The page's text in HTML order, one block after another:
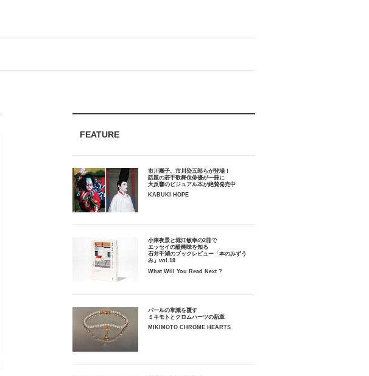
FEATURE
市川團子、市川染五郎らが登場！
話題の若手歌舞伎俳優が一冊に
大反響のビジュアル本が絶賛発売中
KABUKI HOPE
小津夜景と堀江敏幸の2冊で
エッセイの醍醐味を知る
石井千湖のブックレビュー「本のみずう
み」vol.18
What Will You Read Next ?
パールの常識を覆す
ミキモトとクロムハーツの新章
MIKIMOTO CHROME HEARTS